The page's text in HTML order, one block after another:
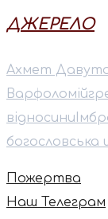
ДЖЕРЕЛО
Ахмет
Варфоломій
відносини
богословська
Пожертва
Наш Телеграм